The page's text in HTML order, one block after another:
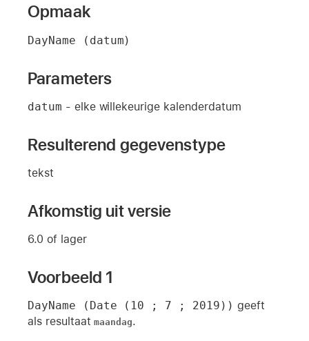
Opmaak
DayName (datum)
Parameters
datum - elke willekeurige kalenderdatum
Resulterend gegevenstype
tekst
Afkomstig uit versie
6.0 of lager
Voorbeeld 1
DayName (Date (10 ; 7 ; 2019)) geeft
als resultaatmaandag.